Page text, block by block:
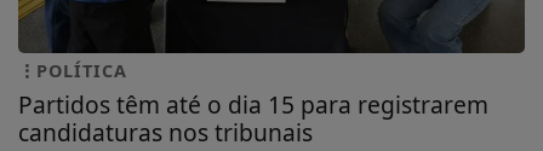
POLÍTICA
Partidos têm até o dia 15 para registrarem
candidaturas nos tribunais